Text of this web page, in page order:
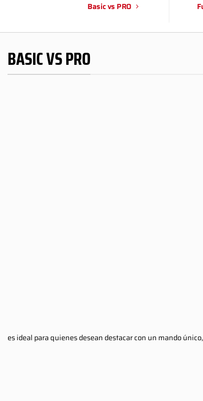
Basic vs PRO
BASIC VS PRO
es ideal para quienes desean destacar con un mando